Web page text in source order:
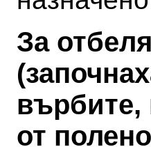
За
върбите,
от